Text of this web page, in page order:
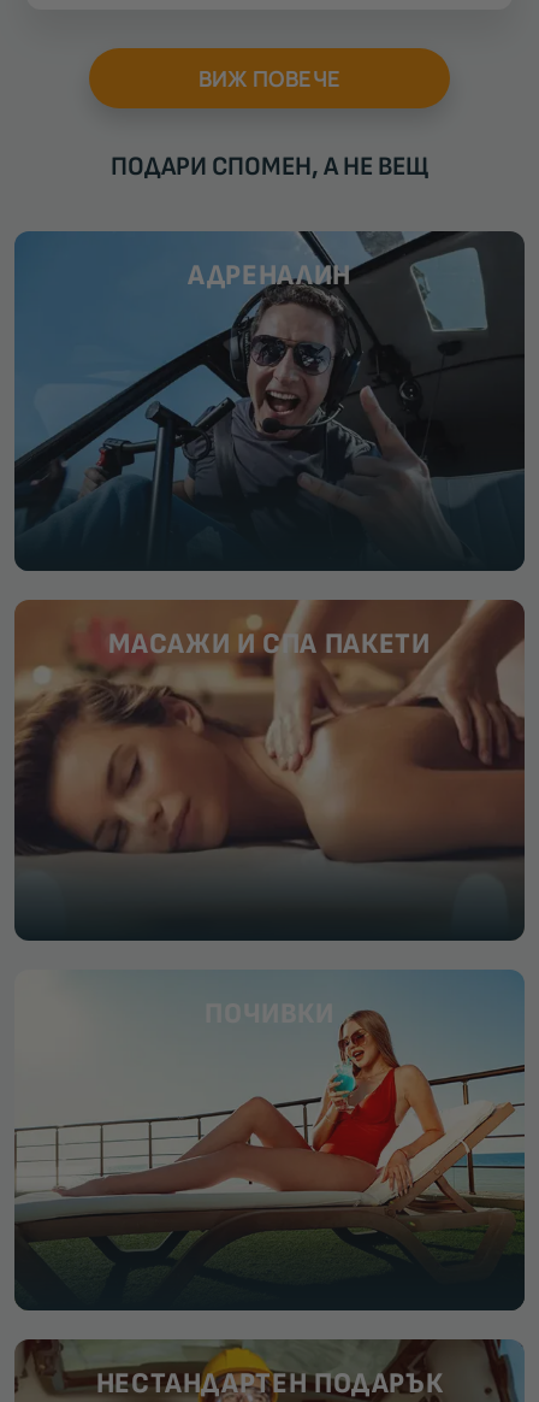
ВИЖ ПОВЕЧЕ
ПОДАРИ СПОМЕН, А НЕ ВЕЩ
АДРЕНАЛИН
МАСАЖИ И СПА ПАКЕТИ
НЕСТАНДАРТЕН ПОДАРЪК